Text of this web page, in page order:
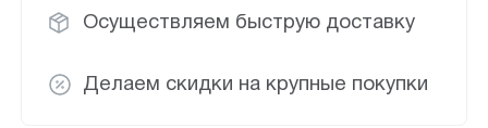
Осуществляем быструю доставку
Делаем скидки на крупные покупки